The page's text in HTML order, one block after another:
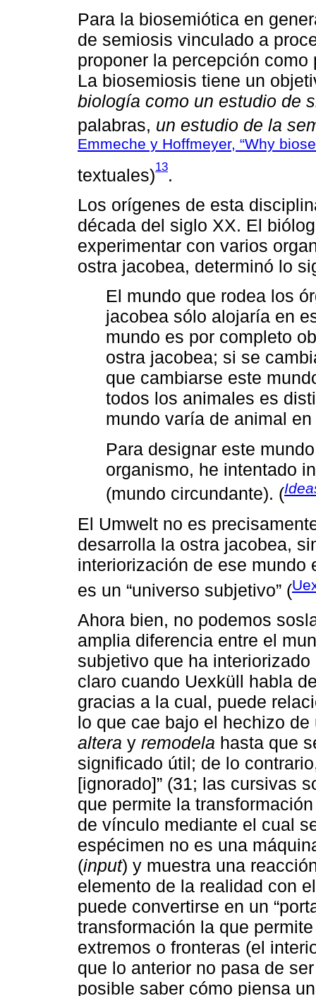
Para la biosemiótica en
de semiosis vinculado a
proponer la percepción
La biosemiosis tiene un
biología como un estudio de
palabras, un estudio de la
Emmeche y Hoffmeyer, “Why
textuales)13.
Los orígenes de esta
década del siglo XX. El
experimentar con varios
ostra jacobea, determinó lo
El mundo que rodea los
jacobea sólo alojaría en
mundo es por completo
ostra jacobea; si se
que cambiarse este
todos los animales es
mundo varía de animal
Para designar este
organismo, he intentado
(mundo circundante). (
El Umwelt no es
desarrolla la ostra jacobea,
interiorización de ese mundo
es un “universo subjetivo” (
Ahora bien, no podemos
amplia diferencia entre el
subjetivo que ha
claro cuando Uexküll habla
gracias a la cual, puede
lo que cae bajo el hechizo
altera y remodela hasta que
significado útil; de lo
[ignorado]” (31; las cursivas
que permite la
de vínculo mediante el cual
espécimen no es una
(input) y muestra una
elemento de la realidad con
puede convertirse en un
transformación la que
extremos o fronteras (el
que lo anterior no pasa de
posible saber cómo piensa